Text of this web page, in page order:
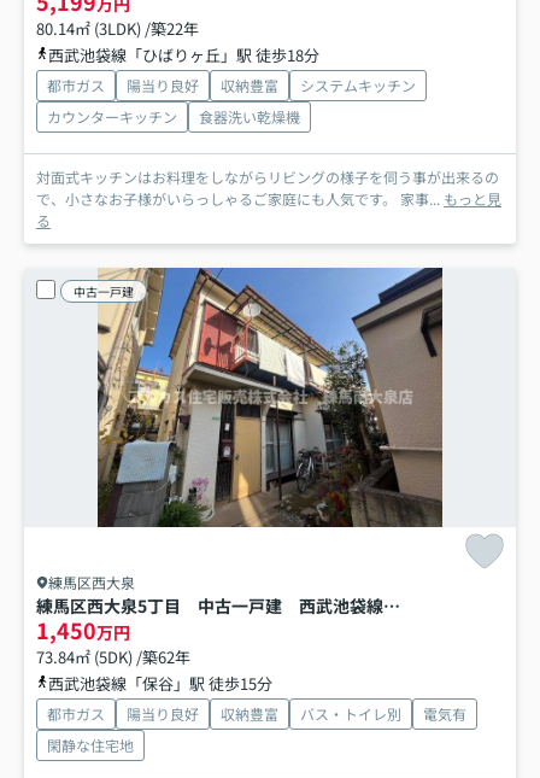
80.14㎡ (3LDK) /築22年
西武池袋線「ひばりヶ丘」駅 徒歩18分
都市ガス 陽当り良好 収納豊富
システムキッチン
カウンターキッチン
食器洗い乾燥機
対面式キッチンはお料理をしながらリビングの様子を伺う事が出来るの
で、小さなお子様がいらっしゃるご家庭にも人気です。 家事... もっと見
る
中古一戸建
練馬区西大泉
練馬区西大泉5丁目 中古一戸建 西武池袋線 保谷
1,450万円
73.84㎡ (5DK) /築62年
西武池袋線「保谷」駅 徒歩15分
都市ガス 陽当り良好 収納豊富 バス・トイレ別
電気有
閑静な住宅地